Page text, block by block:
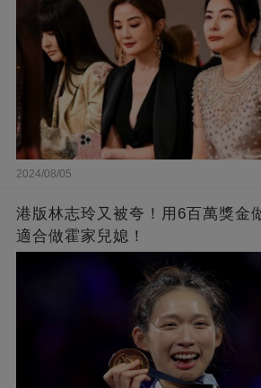
2024/08/05
港版林志玲又被夸！用6百萬獎金
適合做霍家兒媳！